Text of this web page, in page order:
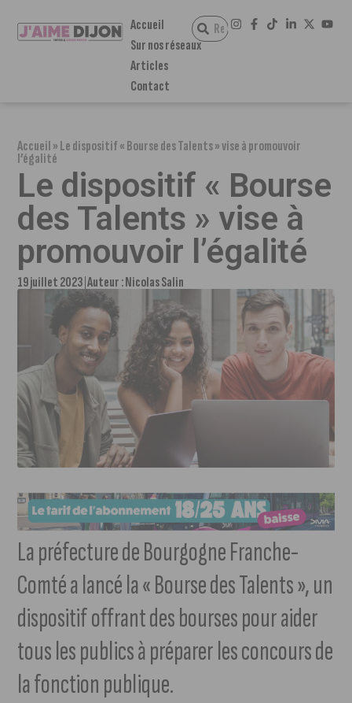
Accueil
Sur nos réseaux
Articles
Contact
Accueil»Le dispositif « Bourse des Talents » vise à promouvoir
l’égalité
Le dispositif « Bourse
des Talents » vise à
promouvoir l’égalité
19 juillet 2023 Auteur :Nicolas Salin
La préfecture de Bourgogne Franche-
Comté a lancé la « Bourse des Talents », un
dispositif offrant des bourses pour aider
tous les publics à préparer les concours de
la fonction publique.